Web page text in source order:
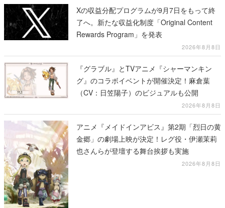
Xの収益分配プログラムが9月7日をもって終
了へ。新たな収益化制度「Original Content
Rewards Program」を発表
2026年8月8日
『グラブル』とTVアニメ『シャーマンキン
グ』のコラボイベントが開催決定！麻倉葉
（CV：日笠陽子）のビジュアルも公開
2026年8月8日
アニメ『メイドインアビス』第2期「烈日の黄
金郷」の劇場上映が決定！レグ役・伊瀬茉莉
也さんらが登壇する舞台挨拶も実施
2026年8月8日